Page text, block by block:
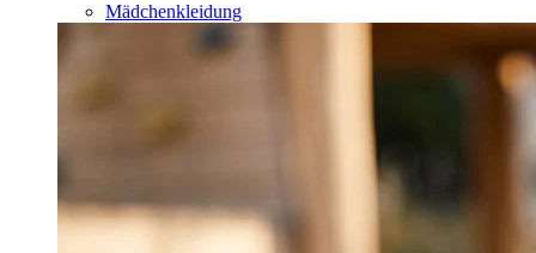
Mädchenkleidung